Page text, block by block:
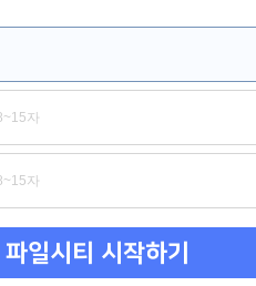
파일시티 시작하기